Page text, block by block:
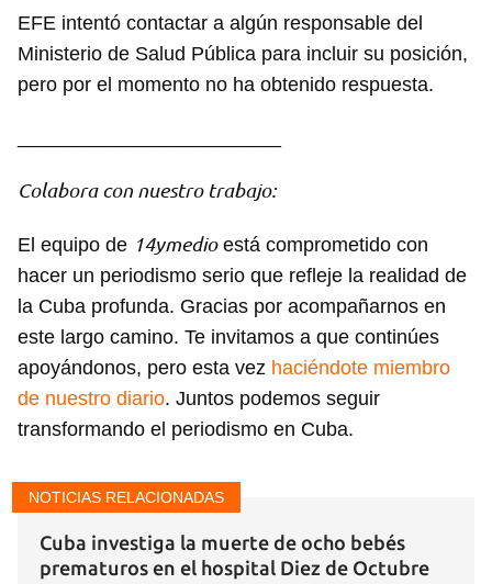
EFE intentó contactar a algún responsable del
Ministerio de Salud Pública para incluir su posición,
pero por el momento no ha obtenido respuesta.
Colabora con nuestro trabajo:
El equipo de 14ymedioestá comprometido con
hacer un periodismo serio que refleje la realidad de
la Cuba profunda. Gracias por acompañarnos en
este largo camino. Te invitamos a que continúes
apoyándonos, pero esta vez haciéndote miembro
de nuestro diario. Juntos podemos seguir
transformando el periodismo en Cuba.
NOTICIAS RELACIONADAS
Cuba investiga la muerte de ocho bebés
prematuros en el hospital Diez de Octubre